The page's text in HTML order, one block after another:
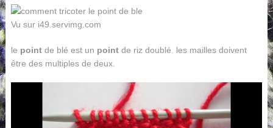
Vu sur i49.servimg.com
le pointde blé est un pointde riz doublé. les mailles doivent
être des multiples de deux.